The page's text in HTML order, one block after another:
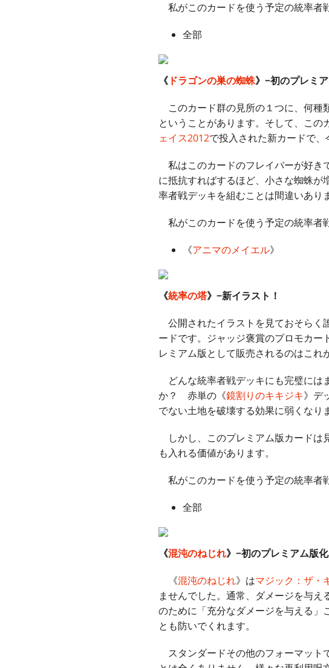
私がこのカードを使う予定の統率者
全部
《 ドラゴンの巣の蜘蛛》−初のプレミア
このカード群の見所の１つに、何種
ということがあります。そして、こ
ェイス2012で投入された新カードで
私はこのカードのフレイバーが好き
に抵抗すればするほど、小さな蜘蛛
率者戦デッキを組むことは間違いあり
私がこのカードを使う予定の統率者
《アニマのメイエル》
《統率の塔》−新イラスト！
公開されたイラストを見ておそらく
ードです。ジャッジ褒賞のプロモカ
レミアム版として販売されるのはこれ
どんな統率者戦デッキにも完璧には
か？ 赤単の《鏡割りのキキジキ》デ
でない土地を破壊する効果に弱くなり
しかし、このプレミアム版カードは
も入れる価値があります。
私がこのカードを使う予定の統率者
全部
《混沌のねじれ》−初のプレミアム版化
《混沌のねじれ》はマジック：ザ・
ませんでした。通常、ダメージを与
のために「充分なダメージを与える」
とも防いでくれます。
スタンダードその他のフォーマット